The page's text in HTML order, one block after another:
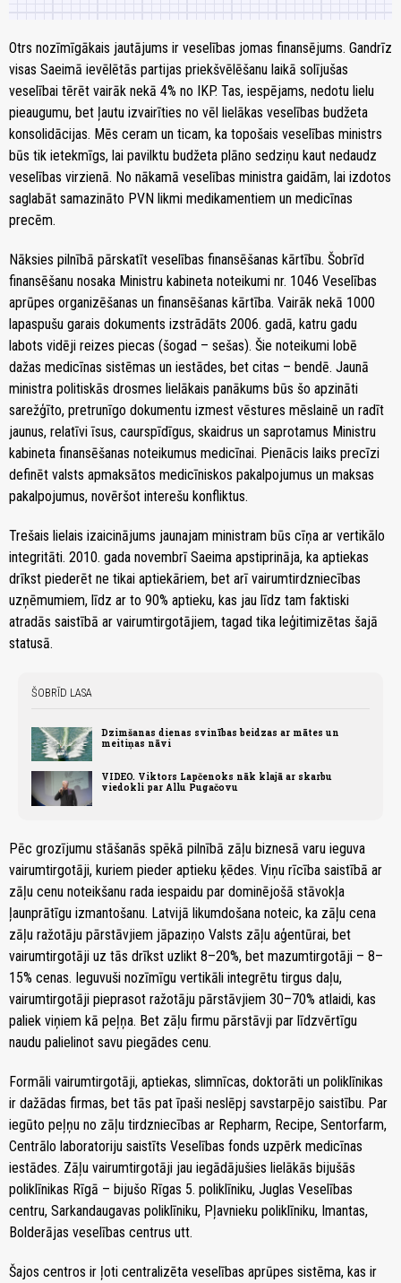
Otrs nozīmīgākais jautājums ir veselības jomas finansējums. Gandrīz
visas Saeimā ievēlētās partijas priekšvēlēšanu laikā solījušas
veselībai tērēt vairāk nekā 4% no IKP. Tas, iespējams, nedotu lielu
pieaugumu, bet ļautu izvairīties no vēl lielākas veselības budžeta
konsolidācijas. Mēs ceram un ticam, ka topošais veselības ministrs
būs tik ietekmīgs, lai pavilktu budžeta plāno sedziņu kaut nedaudz
veselības virzienā. No nākamā veselības ministra gaidām, lai izdotos
saglabāt samazināto PVN likmi medikamentiem un medicīnas
precēm.
Nāksies pilnībā pārskatīt veselības finansēšanas kārtību. Šobrīd
finansēšanu nosaka Ministru kabineta noteikumi nr. 1046 Veselības
aprūpes organizēšanas un finansēšanas kārtība. Vairāk nekā 1000
lapaspušu garais dokuments izstrādāts 2006. gadā, katru gadu
labots vidēji reizes piecas (šogad – sešas). Šie noteikumi lobē
dažas medicīnas sistēmas un iestādes, bet citas – bendē. Jaunā
ministra politiskās drosmes lielākais panākums būs šo apzināti
sarežģīto, pretrunīgo dokumentu izmest vēstures mēslainē un radīt
jaunus, relatīvi īsus, caurspīdīgus, skaidrus un saprotamus Ministru
kabineta finansēšanas noteikumus medicīnai. Pienācis laiks precīzi
definēt valsts apmaksātos medicīniskos pakalpojumus un maksas
pakalpojumus, novēršot interešu konfliktus.
Trešais lielais izaicinājums jaunajam ministram būs cīņa ar vertikālo
integritāti. 2010. gada novembrī Saeima apstiprināja, ka aptiekas
drīkst piederēt ne tikai aptiekāriem, bet arī vairumtirdzniecības
uzņēmumiem, līdz ar to 90% aptieku, kas jau līdz tam faktiski
atradās saistībā ar vairumtirgotājiem, tagad tika leģitimizētas šajā
statusā.
ŠOBRĪD LASA
Dzimšanas dienas svinības beidzas ar mātes un
meitiņas nāvi
VIDEO. Viktors Lapčenoks nāk klajā ar skarbu
viedokli par Allu Pugačovu
Pēc grozījumu stāšanās spēkā pilnībā zāļu biznesā varu ieguva
vairumtirgotāji, kuriem pieder aptieku ķēdes. Viņu rīcība saistībā ar
zāļu cenu noteikšanu rada iespaidu par dominējošā stāvokļa
ļaunprātīgu izmantošanu. Latvijā likumdošana noteic, ka zāļu cena
zāļu ražotāju pārstāvjiem jāpaziņo Valsts zāļu aģentūrai, bet
vairumtirgotāji uz tās drīkst uzlikt 8–20%, bet mazumtirgotāji – 8–
15% cenas. Ieguvuši nozīmīgu vertikāli integrētu tirgus daļu,
vairumtirgotāji pieprasot ražotāju pārstāvjiem 30–70% atlaidi, kas
paliek viņiem kā peļņa. Bet zāļu firmu pārstāvji par līdzvērtīgu
naudu palielinot savu piegādes cenu.
Formāli vairumtirgotāji, aptiekas, slimnīcas, doktorāti un poliklīnikas
ir dažādas firmas, bet tās pat īpaši neslēpj savstarpējo saistību. Par
iegūto peļņu no zāļu tirdzniecības ar Repharm, Recipe, Sentorfarm,
Centrālo laboratoriju saistīts Veselības fonds uzpērk medicīnas
iestādes. Zāļu vairumtirgotāji jau iegādājušies lielākās bijušās
poliklīnikas Rīgā – bijušo Rīgas 5. poliklīniku, Juglas Veselības
centru, Sarkandaugavas poliklīniku, Pļavnieku poliklīniku, Imantas,
Bolderājas veselības centrus utt.
Šajos centros ir ļoti centralizēta veselības aprūpes sistēma, kas ir